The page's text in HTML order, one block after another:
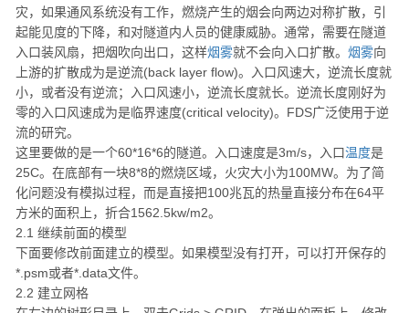
灾，如果通风系统没有工作，燃烧产生的烟会向两边对称扩散，引
起能见度的下降，和对隧道内人员的健康威胁。通常，需要在隧道
入口装风扇，把烟吹向出口，这样烟雾就不会向入口扩散。 烟雾向
上游的扩散成为是逆流(back layer flow)。入口风速大，逆流长度就
小，或者没有逆流；入口风速小，逆流长度就长。逆流长度刚好为
零的入口风速成为是临界速度(critical velocity)。FDS广泛使用于逆
流的研究。
这里要做的是一个60*16*6的隧道。入口速度是3m/s，入口温度是
25C。在底部有一块8*8的燃烧区域，火灾大小为100MW。为了简
化问题没有模拟过程，而是直接把100兆瓦的热量直接分布在64平
方米的面积上，折合1562.5kw/m2。
2.1 继续前面的模型
下面要修改前面建立的模型。如果模型没有打开，可以打开保存的
*.psm或者*.data文件。
2.2 建立网格